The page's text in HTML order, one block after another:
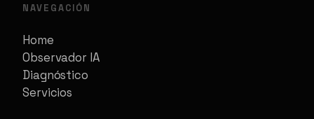
NAVEGACIÓN
Home
Observador IA
Diagnóstico
Servicios